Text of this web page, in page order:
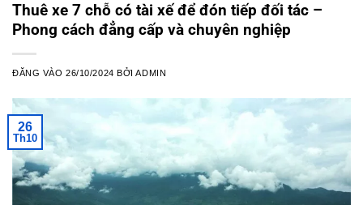
Thuê xe 7 chỗ có tài xế để đón tiếp đối tác –
Phong cách đẳng cấp và chuyên nghiệp
ĐĂNG VÀO26/10/2024 BỞIADMIN
26
Th10